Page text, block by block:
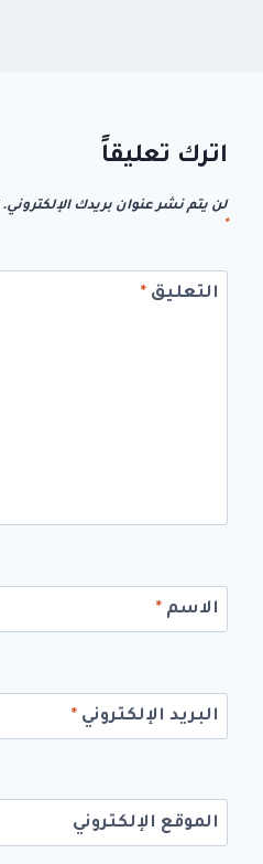
اترك تعليقاً
لن يتم نشر عنوان بريدك الإلكتروني.
*
التعليق*
الاسم*
البريد الإلكتروني*
الموقع الإلكتروني